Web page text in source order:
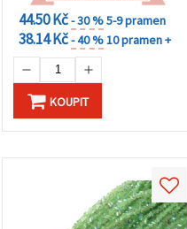
44.50 Kč- 30 %5-9 pramen
38.14 Kč- 40 %10 pramen +
KOUPIT